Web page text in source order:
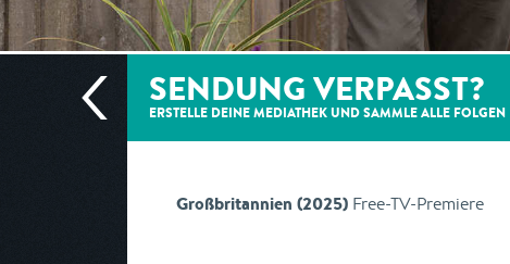
SENDUNG VERPASST?
ERSTELLE DEINE MEDIATHEK UND SAMMLE ALLE FOLGEN
Großbritannien (2025) Free-TV-Premiere